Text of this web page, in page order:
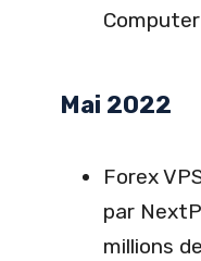
Mai 2022
Forex
par
millions